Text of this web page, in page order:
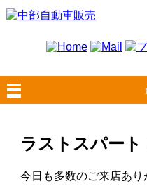
ラストスパート
今日も多数のご来店あり